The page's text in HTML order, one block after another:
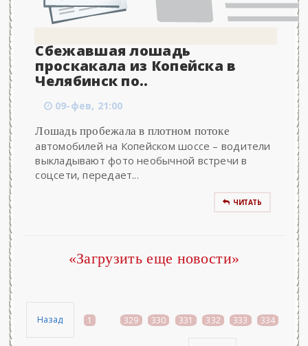
Сбежавшая лошадь
проскакала из Копейска в
Челябинск по..
09-фев, 21:00
Лошадь пробежала в плотном потоке
автомобилей на Копейском шоссе – водители
выкладывают фото необычной встречи в
соцсети, передает...
ЧИТАТЬ
«Загрузить еще новости»
Назад 1 329 330 331 332 333 334